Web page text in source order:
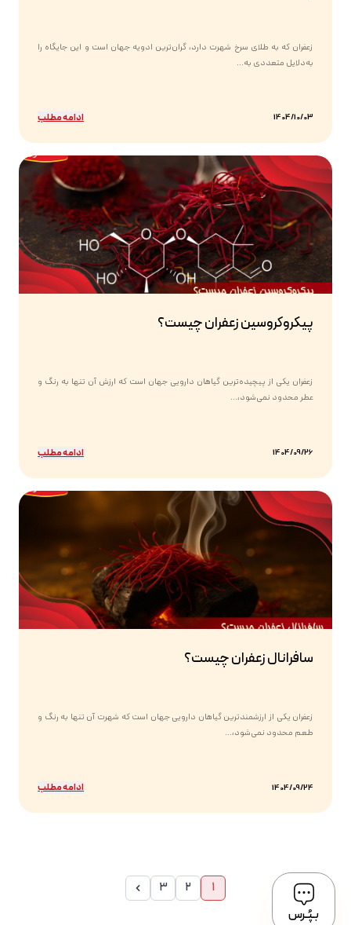
زعفران که به طلای سرخ شهرت دارد، گران‌ترین ادویه جهان است و این جایگاه را
به‌دلایل متعددی به...
1404/10/03 ادامه مطلب
پیکروکروسین زعفران چیست؟
زعفران یکی از پیچیده‌ترین گیاهان دارویی جهان است که ارزش آن تنها به رنگ و
عطر محدود نمی‌شود،...
1404/09/26 ادامه مطلب
سافرانال زعفران چیست؟
زعفران یکی از ارزشمندترین گیاهان دارویی جهان است که شهرت آن تنها به رنگ و
طعم محدود نمی‌شود،...
1404/09/24 ادامه مطلب
1
2
3